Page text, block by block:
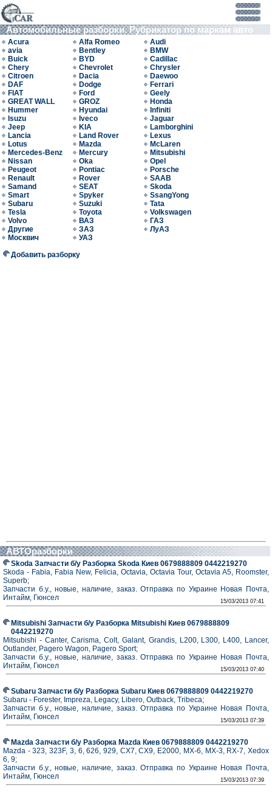
Автомобильные разборки. Рубрикатор по маркам авто
Acura Alfa Romeo
Audi
avia
Bentley
BMW
Buick
BYD
Cadillac
Chery
Chevrolet
Chrysler
Citroen
Dacia
Daewoo
DAF
Dodge
Ferrari
FIAT
Ford
Geely
GREAT WALL
GROZ
Honda
Hummer
Hyundai
Infiniti
Isuzu
Iveco
Jaguar
Jeep
KIA
Lamborghini
Lancia
Land Rover
Lexus
Lotus
Mazda
McLaren
Mercedes-Benz
Mercury
Mitsubishi
Nissan
Oka
Opel
Peugeot
Pontiac
Porsche
Renault
Rover
SAAB
Samand
SEAT
Skoda
Smart
Spyker
SsangYong
Subaru
Suzuki
Tata
Tesla
Toyota
Volkswagen
Volvo
ВАЗ
ГАЗ
Другие
ЗАЗ
ЛуАЗ
Москвич
УАЗ
Добавить разборку
АВТОразборки
Skoda Запчасти б/у Разборка Skoda Киев 0679888809 0442219270
Skoda - Fabia, Fabia New, Felicia, Octavia, Octavia Tour, Octavia A5, Roomster,
Superb;
Запчасти б.у., новые, наличие, заказ. Отправка по Украине Новая Почта,
Интайм, Гюнсел
15/03/2013 07:41
Mitsubishi Запчасти б/у Разборка Mitsubishi Киев 0679888809
0442219270
Mitsubishi - Canter, Carisma, Colt, Galant, Grandis, L200, L300, L400, Lancer,
Outlander, Pagero Wagon, Pagero Sport;
Запчасти б.у., новые, наличие, заказ. Отправка по Украине Новая Почта,
Интайм, Гюнсел
15/03/2013 07:40
Subaru Запчасти б/у Разборка Subaru Киев 0679888809 0442219270
Subaru - Forester, Impreza, Legacy, Libero, Outback, Tribeca;
Запчасти б.у., новые, наличие, заказ. Отправка по Украине Новая Почта,
Интайм, Гюнсел
15/03/2013 07:39
Mazda Запчасти б/у Разборка Mazda Киев 0679888809 0442219270
Mazda - 323, 323F, 3, 6, 626, 929, CX7, CX9, E2000, MX-6, MX-3, RX-7, Xedox
6, 9;
Запчасти б.у., новые, наличие, заказ. Отправка по Украине Новая Почта,
Интайм, Гюнсел
15/03/2013 07:39